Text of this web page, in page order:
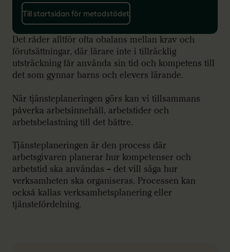
Till startsidan för metodstödet
Det råder alltför ofta obalans mellan krav och
förutsättningar, där lärare inte i tillräcklig
utsträckning får använda sin tid och kompetens till
det som gynnar barns och elevers lärande.
När tjänsteplaneringen görs kan vi tillsammans
påverka arbetsinnehåll, arbetstider och
arbetsbelastning till det bättre.
Tjänsteplaneringen är den process där
arbetsgivaren planerar hur kompetenser och
arbetstid ska användas – det vill säga hur
verksamheten ska organiseras. Processen kan
också kallas verksamhetsplanering eller
tjänstefördelning.